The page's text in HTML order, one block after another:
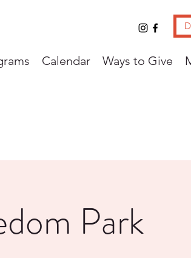
Calendar Ways to Give
Park